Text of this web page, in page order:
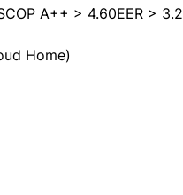
A++ > 4.60EER >
Home)